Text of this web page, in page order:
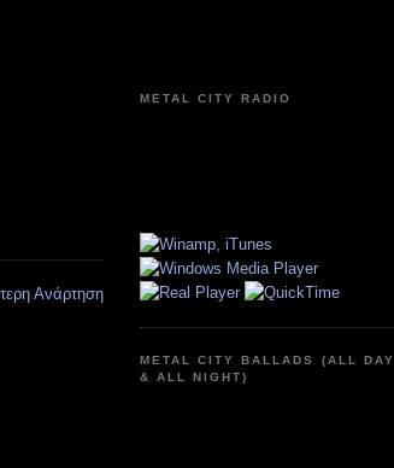
Ανάρτηση
METAL CITY RADIO
METAL CITY BALLADS (ALL DAY
& ALL NIGHT)